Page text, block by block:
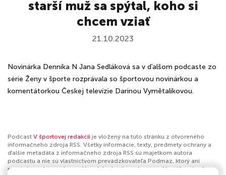
starší muž sa spýtal, koho si
chcem vziať
21.10.2023
Novinárka Denníka N Jana Sedláková sa v ďalšom podcaste zo
série Ženy v športe rozprávala so športovou novinárkou a
komentátorkou Českej televízie Darinou Vymětalíkovou.
Podcast V športovej redakcii je vložený na túto stránku z otvoreného
informačného zdroja RSS. Všetky informácie, texty, predmety ochrany a
ďalšie metadáta z informačného zdroja RSS sú majetkom autora
podcastu a nie sú vlastníctvom prevádzkovateľa Podmaz, ktorý ani
nevytvára ani nezodpovedá za ich obsah podcastov. Ak máš za to, že